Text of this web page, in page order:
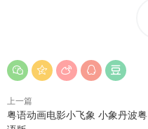
上一篇
粤语动画电影小飞象 小象丹波粤